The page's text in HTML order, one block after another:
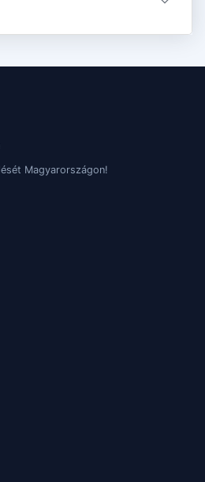
Magyarországon!